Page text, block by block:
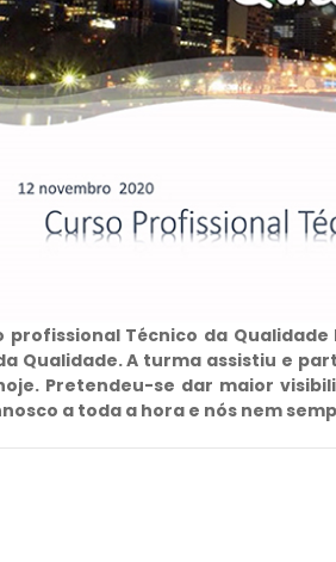
profissional Técnico da
Qualidade. A turma assistiu e
Pretendeu-se dar maior
a toda a hora e nós nem